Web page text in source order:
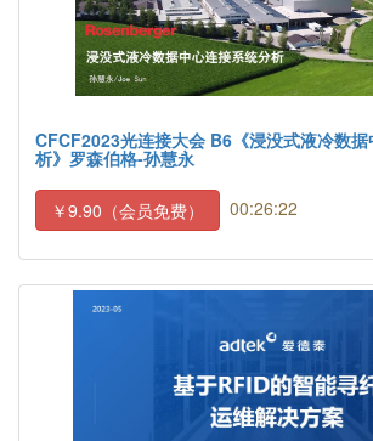
CFCF2023光连接大会 B6《浸没式液冷数
析》罗森伯格-孙慧永
￥9.90（会员免费） 00:26:22